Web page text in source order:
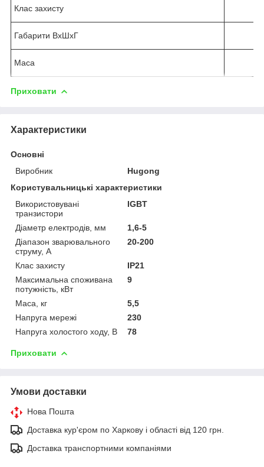
Клас захисту
Габарити ВхШхГ
Маса
Приховати
Характеристики
Основні
Виробник
Hugong
Користувальницькі характеристики
Використовувані
транзистори
IGBT
Діаметр електродів, мм
1,6-5
Діапазон зварювального
струму, А
20-200
Клас захисту
IP21
Максимальна споживана
потужність, кВт
9
Маса, кг
5,5
Напруга мережі
230
Напруга холостого ходу, В
78
Приховати
Умови доставки
Нова Пошта
Доставка кур'єром по Харкову і області від 120 грн.
Доставка транспортними компаніями